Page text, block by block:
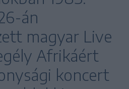
án
magyar Live
Afrikáért
koncert